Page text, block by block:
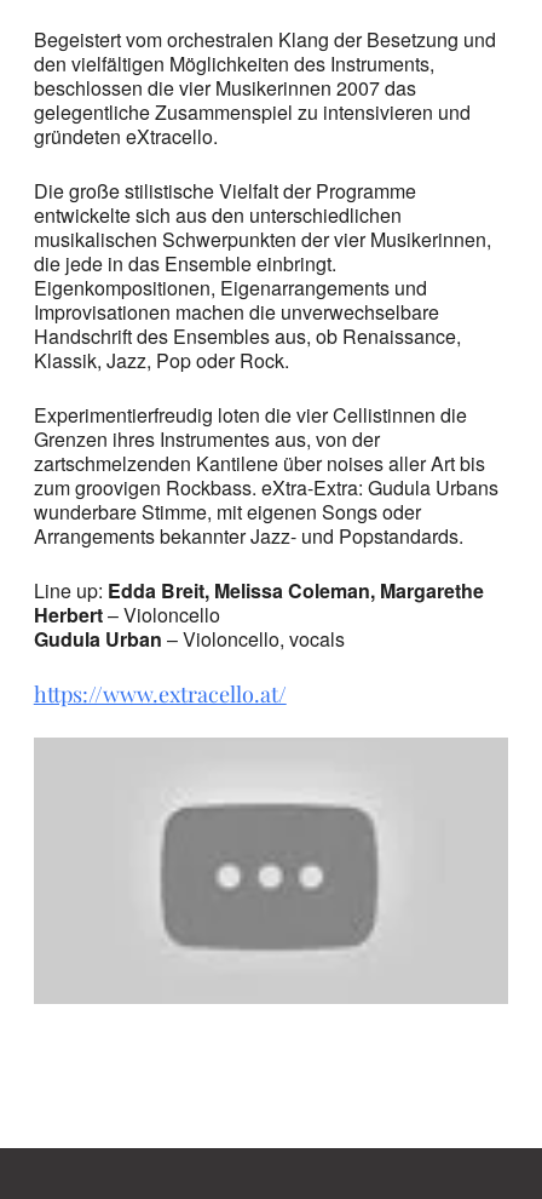
Begeistert vom orchestralen Klang der Besetzung und
den vielfältigen Möglichkeiten des Instruments,
beschlossen die vier Musikerinnen 2007 das
gelegentliche Zusammenspiel zu intensivieren und
gründeten eXtracello.
Die große stilistische Vielfalt der Programme
entwickelte sich aus den unterschiedlichen
musikalischen Schwerpunkten der vier Musikerinnen,
die jede in das Ensemble einbringt.
Eigenkompositionen, Eigenarrangements und
Improvisationen machen die unverwechselbare
Handschrift des Ensembles aus, ob Renaissance,
Klassik, Jazz, Pop oder Rock.
Experimentierfreudig loten die vier Cellistinnen die
Grenzen ihres Instrumentes aus, von der
zartschmelzenden Kantilene über noises aller Art bis
zum groovigen Rockbass. eXtra-Extra: Gudula Urbans
wunderbare Stimme, mit eigenen Songs oder
Arrangements bekannter Jazz- und Popstandards.
Line up: Edda Breit, Melissa Coleman, Margarethe
Herbert– Violoncello
Gudula Urban – Violoncello, vocals
https://www.extracello.at/